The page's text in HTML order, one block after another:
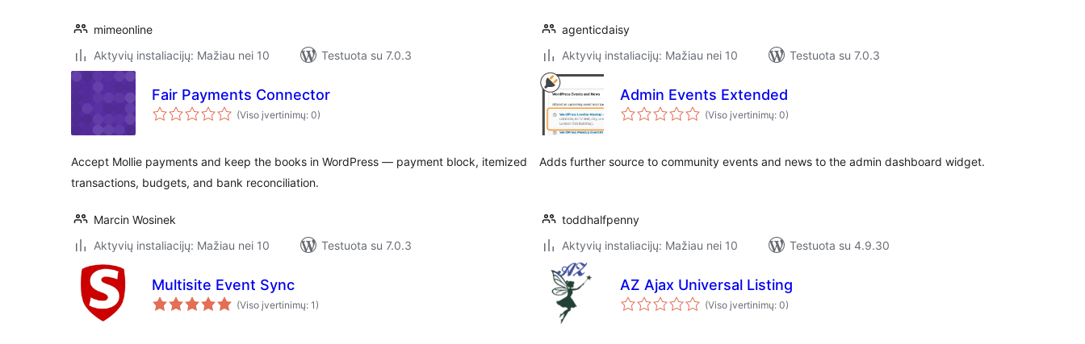
mimeonline
Aktyvių instaliacijų: Mažiau nei 10
Testuota su 7.0.3
agenticdaisy
Aktyvių instaliacijų: Mažiau nei 10
Testuota su 7.0.3
Fair Payments Connector
(Viso įvertinimų: 0)
Accept Mollie payments and keep the books in WordPress — payment block, itemized
transactions, budgets, and bank reconciliation.
Marcin Wosinek
Aktyvių instaliacijų: Mažiau nei 10
Testuota su 7.0.3
Admin Events Extended
(Viso įvertinimų: 0)
Adds further source to community events and news to the admin dashboard widget.
toddhalfpenny
Aktyvių instaliacijų: Mažiau nei 10
Testuota su 4.9.30
Multisite Event Sync
(Viso įvertinimų: 1)
AZ Ajax Universal Listing
(Viso įvertinimų: 0)